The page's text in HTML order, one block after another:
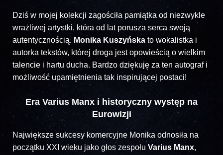
Dziś w mojej kolekcji zagościła pamiątka od niezwykle
wrażliwej artystki, która od lat porusza serca swoją
autentycznością. Monika Kuszyńska to wokalistka i
autorka tekstów, której droga jest opowieścią o wielkim
talencie i hartu ducha. Bardzo dziękuję za ten autograf i
możliwość upamiętnienia tak inspirującej postaci!
Era Varius Manx i historyczny występ na
Eurowizji
Największe sukcesy komercyjne Monika odnosiła na
początku XXI wieku jako głos zespołuVarius Manx,